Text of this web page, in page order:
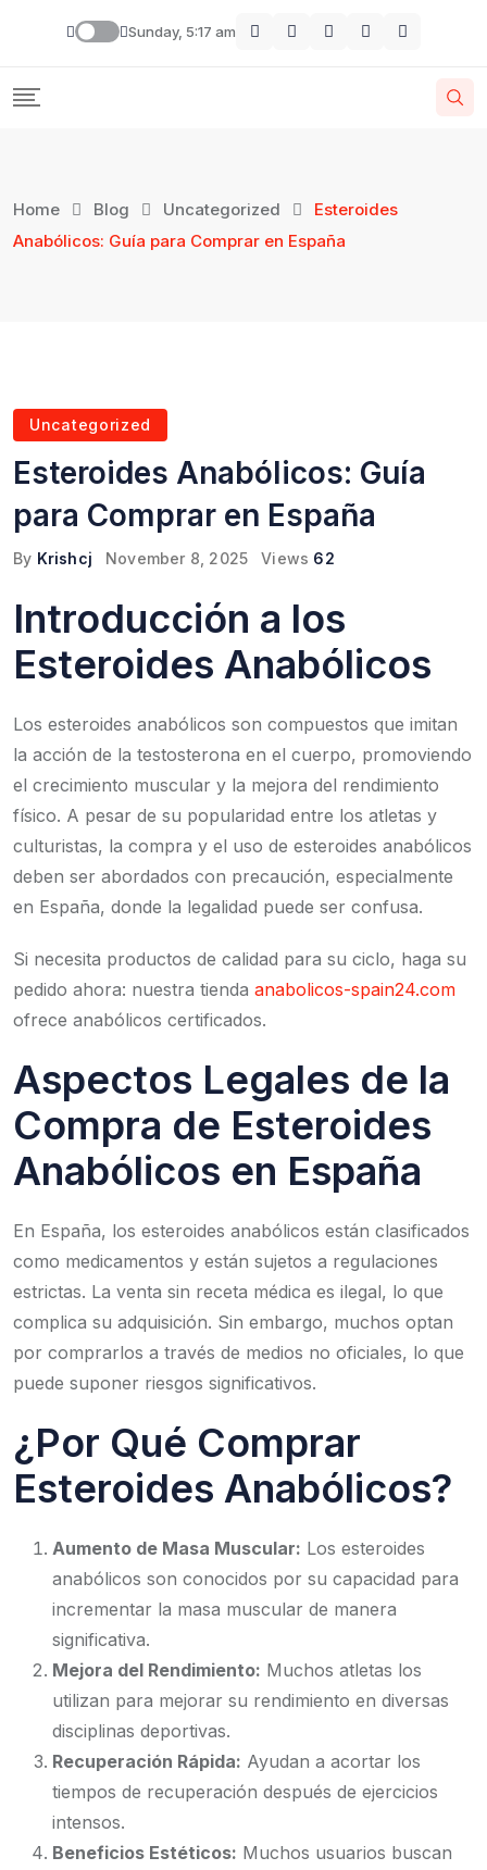
Sunday, 5:17 am
Home Blog Uncategorized
Esteroides
Anabólicos: Guía para Comprar en España
Uncategorized
Esteroides Anabólicos: Guía
para Comprar en España
By Krishcj November 8, 2025 Views 62
Introducción a los
Esteroides Anabólicos
Los esteroides anabólicos son compuestos que imitan
la acción de la testosterona en el cuerpo, promoviendo
el crecimiento muscular y la mejora del rendimiento
físico. A pesar de su popularidad entre los atletas y
culturistas, la compra y el uso de esteroides anabólicos
deben ser abordados con precaución, especialmente
en España, donde la legalidad puede ser confusa.
Si necesita productos de calidad para su ciclo, haga su
pedido ahora: nuestra tienda anabolicos-spain24.com
ofrece anabólicos certificados.
Aspectos Legales de la
Compra de Esteroides
Anabólicos en España
En España, los esteroides anabólicos están clasificados
como medicamentos y están sujetos a regulaciones
estrictas. La venta sin receta médica es ilegal, lo que
complica su adquisición. Sin embargo, muchos optan
por comprarlos a través de medios no oficiales, lo que
puede suponer riesgos significativos.
¿Por Qué Comprar
Esteroides Anabólicos?
Aumento de Masa Muscular: Los esteroides
anabólicos son conocidos por su capacidad para
incrementar la masa muscular de manera
significativa.
Mejora del Rendimiento: Muchos atletas los
utilizan para mejorar su rendimiento en diversas
disciplinas deportivas.
Recuperación Rápida: Ayudan a acortar los
tiempos de recuperación después de ejercicios
intensos.
Beneficios Estéticos: Muchos usuarios buscan